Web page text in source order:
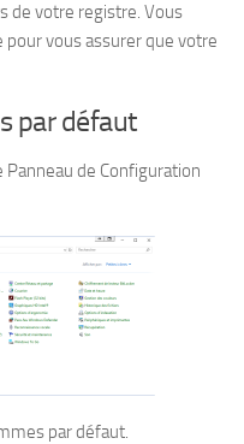
de votre registre. Vous
vous assurer que votre
par défaut
de Configuration
par défaut.